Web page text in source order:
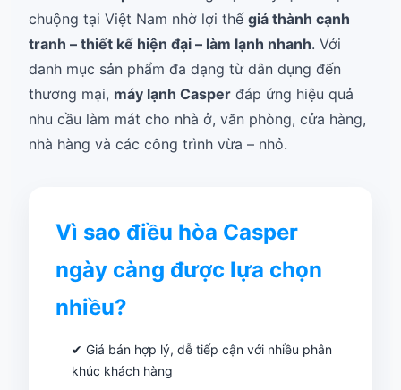
chuộng tại Việt Nam nhờ lợi thế giá thành cạnh
tranh – thiết kế hiện đại – làm lạnh nhanh. Với
danh mục sản phẩm đa dạng từ dân dụng đến
thương mại, máy lạnh Casper đáp ứng hiệu quả
nhu cầu làm mát cho nhà ở, văn phòng, cửa hàng,
nhà hàng và các công trình vừa – nhỏ.
Vì sao điều hòa Casper
ngày càng được lựa chọn
nhiều?
✔ Giá bán hợp lý, dễ tiếp cận với nhiều phân
khúc khách hàng